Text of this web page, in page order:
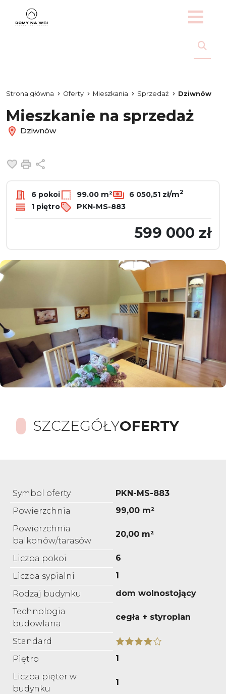
Strona główna Oferty Mieszkania Sprzedaż Dziwnów
Mieszkanie na sprzedaż
Dziwnów
Dodaj do ulubionych
Drukuj
6 pokoi 99.00 m² 6 050,51 zł/m2
1 piętro PKN-MS-883
599 000 zł
SZCZEGÓŁYOFERTY
Symbol oferty
PKN-MS-883
Powierzchnia
99,00 m²
Powierzchnia
balkonów/tarasów
20,00 m²
Liczba pokoi
6
Liczba sypialni
1
Rodzaj budynku
dom wolnostojący
Technologia
budowlana
cegła + styropian
Standard
Piętro
1
Liczba pięter w
budynku
1